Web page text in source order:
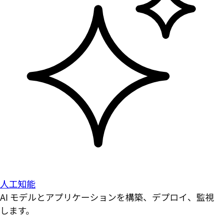
人工知能
AI モデルとアプリケーションを構築、デプロイ、監視
します。